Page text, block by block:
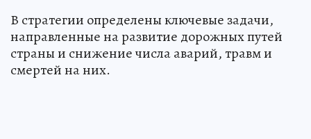
В стратегии определены ключевые задачи,
направленные на развитие дорожных путей
страны и снижение числа аварий, травм и
смертей на них.